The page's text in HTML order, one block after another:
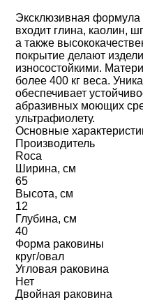
Эксклюзивная формула
входит глина, каолин,
а также
покрытие делают
износостойкими.
более 400 кг веса.
обеспечивает
абразивных моющих
ультрафиолету.
Основные
Производитель
Roca
Ширина, см
65
Высота, см
12
Глубина, см
40
Форма раковины
круг/овал
Угловая раковина
Нет
Двойная раковина